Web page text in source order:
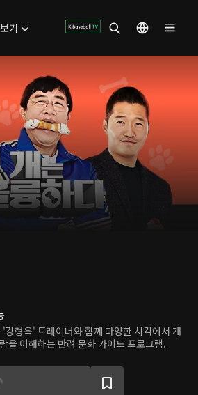
기
강형욱' 트레이너와 함께 다양한 시각에서 개
을 이해하는 반려 문화 가이드 프로그램.